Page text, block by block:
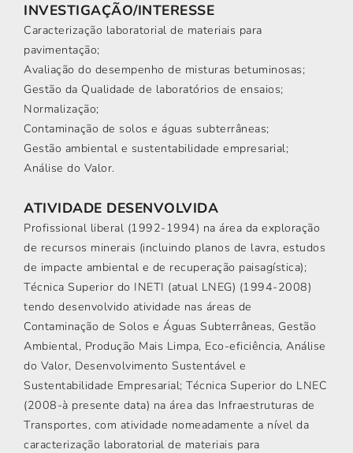
INVESTIGAÇÃO/INTERESSE
Caracterização laboratorial de materiais para
pavimentação;
Avaliação do desempenho de misturas betuminosas;
Gestão da Qualidade de laboratórios de ensaios;
Normalização;
Contaminação de solos e águas subterrâneas;
Gestão ambiental e sustentabilidade empresarial;
Análise do Valor.
ATIVIDADE DESENVOLVIDA
Profissional liberal (1992-1994) na área da exploração
de recursos minerais (incluindo planos de lavra, estudos
de impacte ambiental e de recuperação paisagística);
Técnica Superior do INETI (atual LNEG) (1994-2008)
tendo desenvolvido atividade nas áreas de
Contaminação de Solos e Águas Subterrâneas, Gestão
Ambiental, Produção Mais Limpa, Eco-eficiência, Análise
do Valor, Desenvolvimento Sustentável e
Sustentabilidade Empresarial; Técnica Superior do LNEC
(2008-à presente data) na área das Infraestruturas de
Transportes, com atividade nomeadamente a nível da
caracterização laboratorial de materiais para